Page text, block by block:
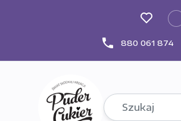
phone 880 061 874